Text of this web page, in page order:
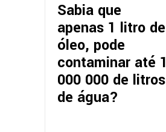
Sabia que
apenas 1 litro de
óleo, pode
contaminar até 1
000 000 de litros
de água?